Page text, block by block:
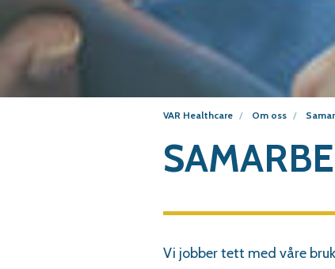
VAR Healthcare Om oss
Vi jobber tett med våre